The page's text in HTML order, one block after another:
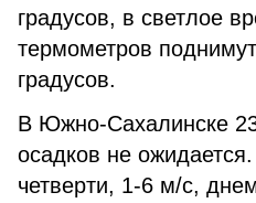
градусов, в светлое
термометров
градусов.
В Южно-Сахалинске
осадков не
четверти, 1-6 м/с,